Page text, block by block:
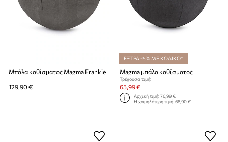
Μπάλα καθίσματος Magma Frankie
129,90 €
ΕΞΤΡΑ -5% ΜΕ ΚΩΔΙΚΟ*
Magma μπάλα καθίσματος
Τρέχουσα τιμή:
65,99 €
Αρχική τιμή:76,99 €
Η χαμηλότερη τιμή:68,90 €